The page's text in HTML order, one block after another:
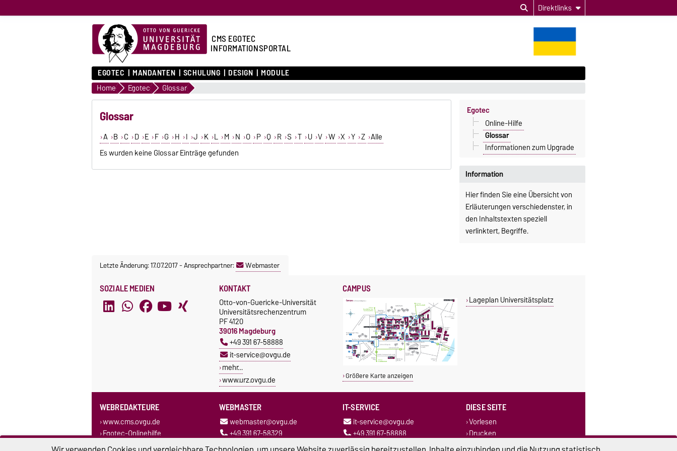
Direktlinks
CMS EGOTEC
INFORMATIONSPORTAL
EGOTEC MANDANTEN SCHULUNG DESIGN MODULE
Home Egotec Glossar
Glossar
A B C D E F G H I J K L M N O P Q R S T U V W X Y Z Alle
Es wurden keine Glossar Einträge gefunden
Information
Hier finden Sie eine Übersicht von
Erläuterungen verschiedenster, in
den Inhaltstexten speziell
verlinktert, Begriffe.
Egotec
Online-Hilfe
Glossar
Informationen zum Upgrade
Letzte Änderung: 17.07.2017-Ansprechpartner: Webmaster
SOZIALE MEDIEN KONTAKT
Otto-von-Guericke-Universität
Universitätsrechenzentrum
PF 4120
39016 Magdeburg
+49 391 67-58888
it-service@ovgu.de
mehr…
www.urz.ovgu.de
CAMPUS
Größere Karte anzeigen
Lageplan Universitätsplatz
WEBREDAKTEURE
www.cms.ovgu.de
Egotec-Onlinehilfe
WEBMASTER
webmaster@ovgu.de
+49 391 67-58329
IT-SERVICE
it-service@ovgu.de
+49 391 67-58888
DIESE SEITE
Vorlesen
Drucken
Permalink